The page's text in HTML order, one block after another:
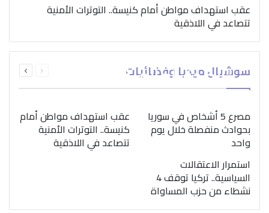
عقب استهداف مواطن أمام كنيسة.. التوترات الأمنية
تتصاعد في اللاذقية
سوشيال ميديا وفضائيات الصفحةالصفحة
بمناسبة اليوم الدولي..
“الصحة العالمية” تؤكد
ضرورة اتباع نهج متكامل
لمواجهة إدمان المخدرات
مصرع 5 أشخاص في سوريا
بحوادث منفصلة خلال يوم
واحد
عقب استهداف مواطن أمام
كنيسة.. التوترات الأمنية
تتصاعد في اللاذقية
استمرار الاعتقالات
السياسية.. تركيا توقف 4
نشطاء من حزب المساواة